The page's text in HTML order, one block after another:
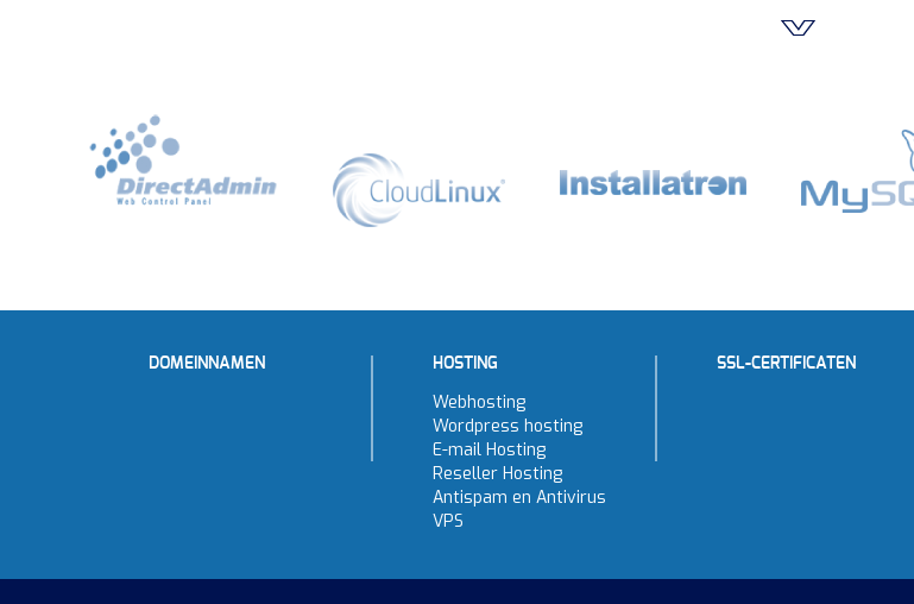
DOMEINNAMEN HOSTING
Webhosting
Wordpress hosting
E-mail Hosting
Reseller Hosting
Antispam en Antivirus
VPS
SSL-CERTIFICATEN